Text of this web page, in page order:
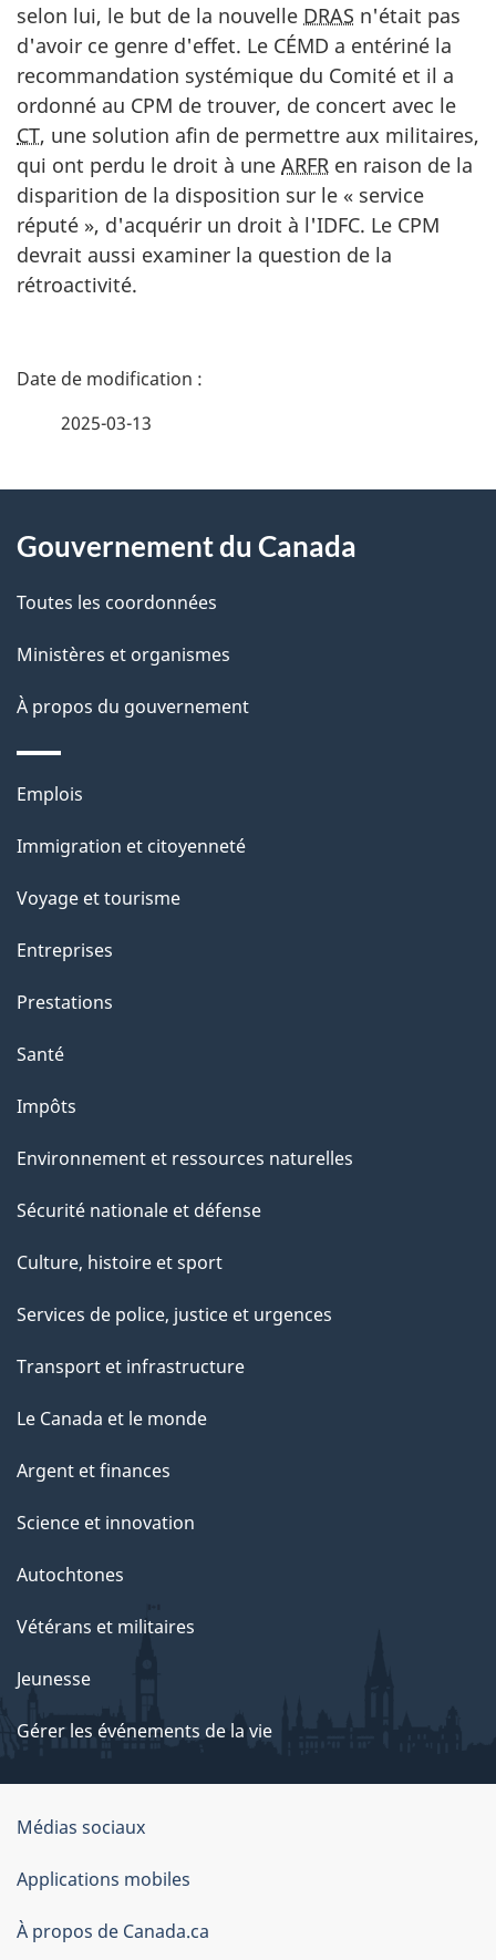
selon lui, le but de la nouvelle DRAS n'était pas
d'avoir ce genre d'effet. Le CÉMD a entériné la
recommandation systémique du Comité et il a
ordonné au CPM de trouver, de concert avec le
CT, une solution afin de permettre aux militaires,
qui ont perdu le droit à une ARFR en raison de la
disparition de la disposition sur le « service
réputé », d'acquérir un droit à l'IDFC. Le CPM
devrait aussi examiner la question de la
rétroactivité.
D
i
l
s
d
e
l
a
p
a
g
e
2025-03-13
propos
de
ce
site
Gouvernement du Canada
Toutes les coordonnées
Ministères et organismes
À propos du gouvernement
Thèmes
sujets
Emplois
Immigration et citoyenneté
Voyage et tourisme
Entreprises
Prestations
Santé
Impôts
Environnement et ressources naturelles
Sécurité nationale et défense
Culture, histoire et sport
Services de police, justice et urgences
Transport et infrastructure
Le Canada et le monde
Argent et finances
Science et innovation
Autochtones
Vétérans et militaires
Jeunesse
Gérer les événements de la vie
Organisation
du
gouvernement
du
Médias sociaux
Applications mobiles
À propos de Canada.ca